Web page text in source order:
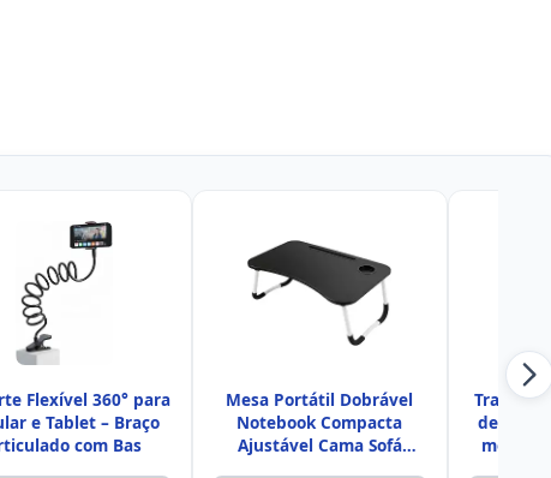
Flexível 360° para
e Tablet – Braço
com Bas
Mesa Portátil Dobrável
Notebook Compacta
Ajustável Cama Sofá
de colo
mouse